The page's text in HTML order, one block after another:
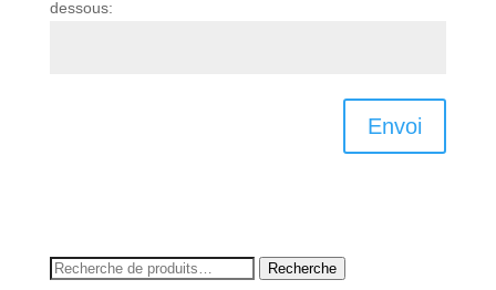
dessous:
Envoi
Recherche
Recherche